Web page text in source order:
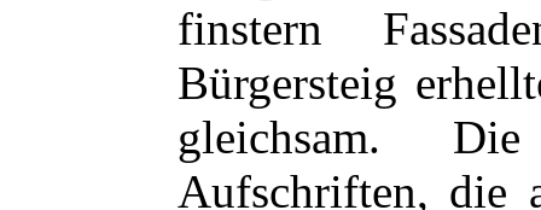
finstern
Bürgersteig
gleichsam.
Aufschriften, die